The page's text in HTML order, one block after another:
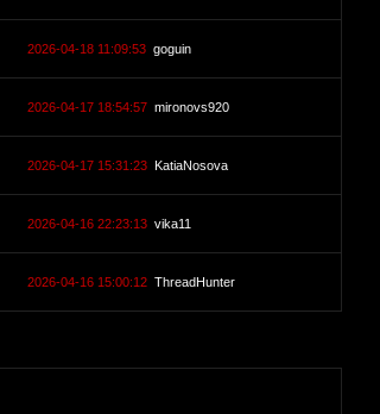
2026-04-18 11:09:53 goguin
2026-04-17 18:54:57 mironovs920
2026-04-17 15:31:23 KatiaNosova
2026-04-16 22:23:13 vika11
2026-04-16 15:00:12 ThreadHunter